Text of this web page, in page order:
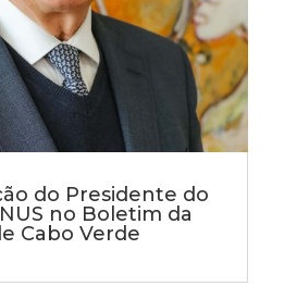
do Presidente do
no Boletim da
Cabo Verde